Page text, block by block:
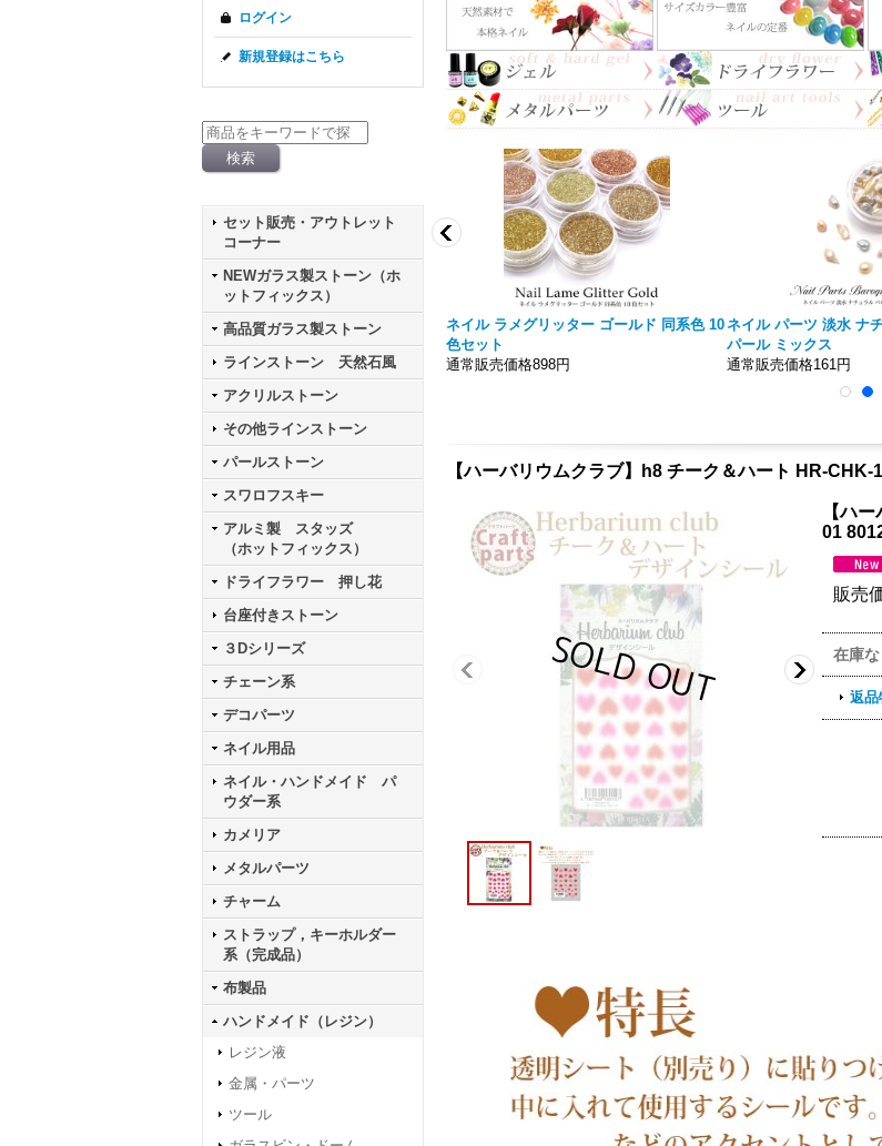
ログイン
新規登録はこちら
セット販売・アウトレット
コーナー
NEWガラス製ストーン（ホ
ットフィックス）
高品質ガラス製ストーン
ラインストーン 天然石風
アクリルストーン
その他ラインストーン
パールストーン
スワロフスキー
アルミ製 スタッズ
（ホットフィックス）
ドライフラワー 押し花
台座付きストーン
３Dシリーズ
チェーン系
デコパーツ
ネイル用品
ネイル・ハンドメイド パ
ウダー系
カメリア
メタルパーツ
チャーム
ストラップ，キーホルダー
系（完成品）
布製品
ハンドメイド（レジン）
レジン液
金属・パーツ
ツール
ニュアンス メタリック クロムパウダー ケ
ース入り
通常販売価格303円
ネイル ラメグリッター ゴールド 同系色 10
色セット
通常販売価格898円
ネイル パーツ 淡水 ナ
パール ミックス
通常販売価格161円
【ハーバリウムクラブ】h8 チーク＆ハート HR-CHK-
【ハ
01
販売
在庫な
返品